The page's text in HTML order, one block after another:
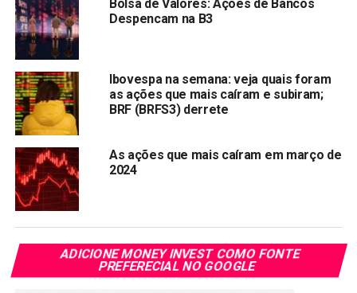
experiência dos clientes, a Movida se destaca e ganha
vantagem sobre seus concorrentes do setor de aluguel de
carros. Esse fato faz que o desempenho das ações
represente um crescimento de mais de 220%.
Banco Pan (BPAN4)
O setor financeiro também tem um representante: o Banco
Pan em 2019, captou mais um menos R$ 520 milhões para
investir majoritariamente em tecnologia e acelerar seu
Marfrig (MRFG3)
Bolsa de Valores: Ações de Bancos
Despencam na B3
Ibovespa na semana: veja quais foram
as ações que mais caíram e subiram;
BRF (BRFS3) derrete
As ações que mais caíram em março de
2024
ADICIONE MONEY INVEST COMO FONTE
PREFERECIAL NO GOOGLE